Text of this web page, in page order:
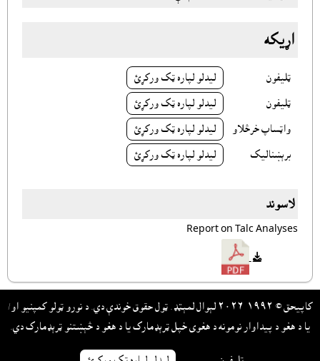
اړيکه
ټليفون ليدلو لپاره ټک ورکړئ
ټليفون ليدلو لپاره ټک ورکړئ
واټساپ خرڅلاو ليدلو لپاره ټک ورکړئ
برېښناليک ليدلو لپاره ټک ورکړئ
لاسوند
Report on Talc Analyses
کاپيحق © ١٩٩٢-٢٠٢٦ لېوال لمېټډ. ټول حقوق خوندې دي. د نورو ټولو کمپنيو او/
يا د هغو د پيداوار نومونه د هغوى خپل ټرېډمارک يا د هغو د څېښتنو ټرېډمارک دي.